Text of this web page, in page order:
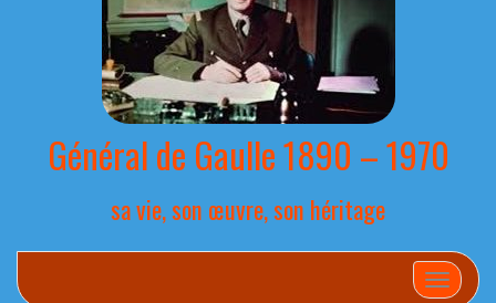
Général de Gaulle 1890 – 1970
sa vie, son œuvre, son héritage